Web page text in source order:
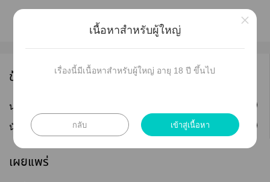
ข้อมูลนักเขียน
นามปากกา :
นักเขียน : hellodaisy ติดตาม
เผยแพร่
เนื้อหาสำหรับผู้ใหญ่
เรื่องนี้มีเนื้อหาสำหรับผู้ใหญ่ อายุ 18 ปี ขึ้นไป
กลับ เข้าสู่เนื้อหา
×